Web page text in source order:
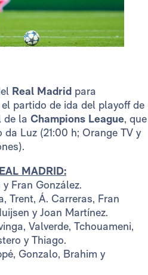
Real Madrid para
partido de ida del playoff de
de la Champions League, que
Luz (21:00 h; Orange TV y
MADRID:
Fran González.
Trent, Á. Carreras, Fran
y Joan Martínez.
Valverde, Tchouameni,
y Thiago.
Gonzalo, Brahim y